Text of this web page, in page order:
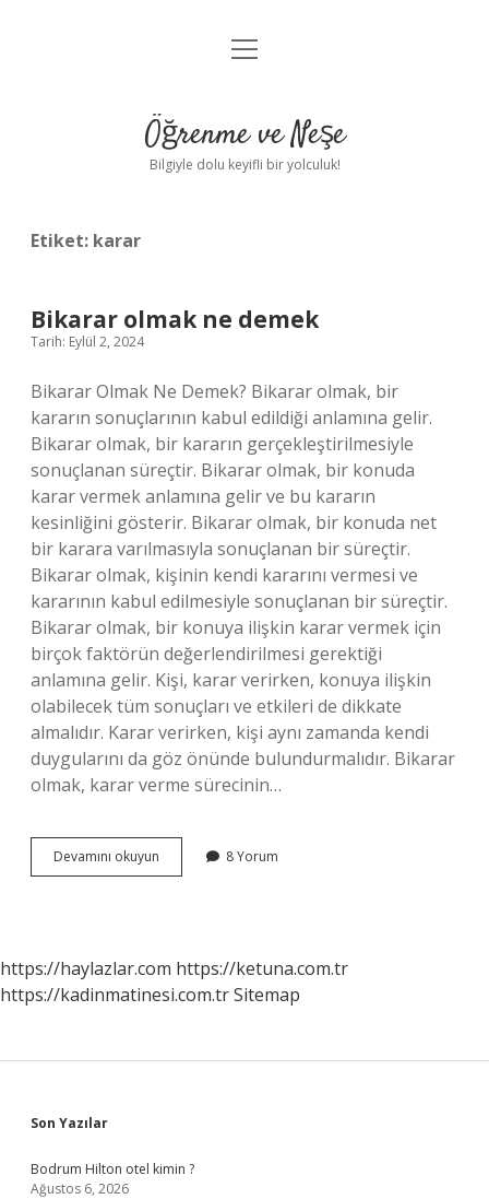
Anasayfa
Yasal Uyarı
menüyü
Öğrenme ve Neşe
Bilgiyle dolu keyifli bir yolculuk!
Etiket: karar
Bikarar olmak ne demek
Tarih: Eylül 2, 2024
Bikarar Olmak Ne Demek? Bikarar olmak, bir
kararın sonuçlarının kabul edildiği anlamına gelir.
Bikarar olmak, bir kararın gerçekleştirilmesiyle
sonuçlanan süreçtir. Bikarar olmak, bir konuda
karar vermek anlamına gelir ve bu kararın
kesinliğini gösterir. Bikarar olmak, bir konuda net
bir karara varılmasıyla sonuçlanan bir süreçtir.
Bikarar olmak, kişinin kendi kararını vermesi ve
kararının kabul edilmesiyle sonuçlanan bir süreçtir.
Bikarar olmak, bir konuya ilişkin karar vermek için
birçok faktörün değerlendirilmesi gerektiği
anlamına gelir. Kişi, karar verirken, konuya ilişkin
olabilecek tüm sonuçları ve etkileri de dikkate
almalıdır. Karar verirken, kişi aynı zamanda kendi
duygularını da göz önünde bulundurmalıdır. Bikarar
olmak, karar verme sürecinin…
Devamını okuyun
olmak
8 Yorum
https://haylazlar.com https://ketuna.com.tr
https://kadinmatinesi.com.trSitemap
Sidebar
Son Yazılar
Bodrum Hilton otel kimin ?
Ağustos 6, 2026